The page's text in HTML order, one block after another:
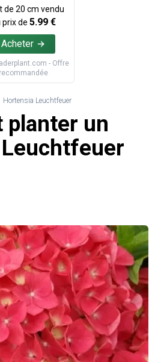
de 20 cm vendu
prix de 5.99 €
Acheter
- Offre
recommandée
Hortensia Leuchtfeuer
planter un